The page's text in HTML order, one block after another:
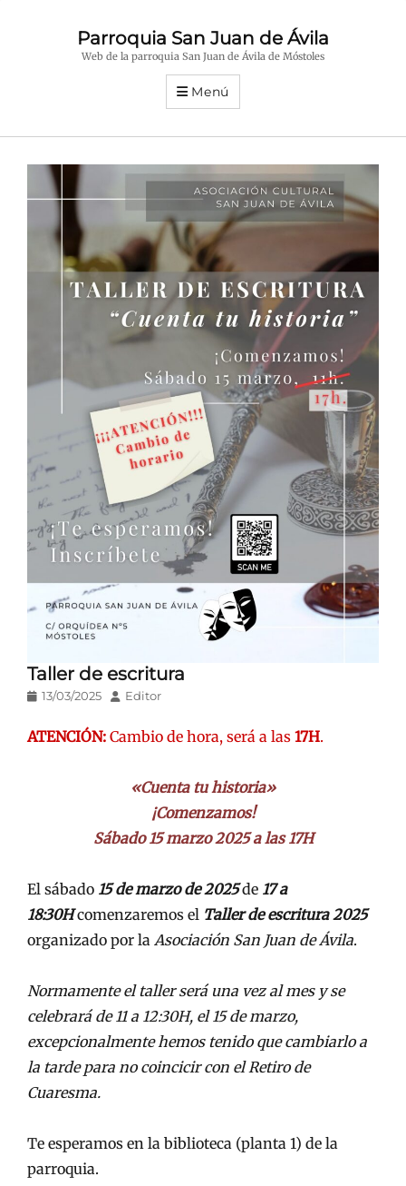
Parroquia San Juan de Ávila
Web de la parroquia San Juan de Ávila de Móstoles
Menú
Taller de escritura
Publicado
13/03/2025 AutorEditor
ATENCIÓN: Cambio de hora, será a las 17H.
«Cuenta tu historia»
¡Comenzamos!
Sábado 15 marzo 2025 a las 17H
El sábado 15 de marzo de 2025de 17 a
18:30Hcomenzaremos el Taller de escritura 2025
organizado por la Asociación San Juan de Ávila.
Normamente el taller será una vez al mes y se
celebrará de 11 a 12:30H, el 15 de marzo,
excepcionalmente hemos tenido que cambiarlo a
la tarde para no coincicir con el Retiro de
Cuaresma.
Te esperamos en la biblioteca (planta 1) de la
parroquia.